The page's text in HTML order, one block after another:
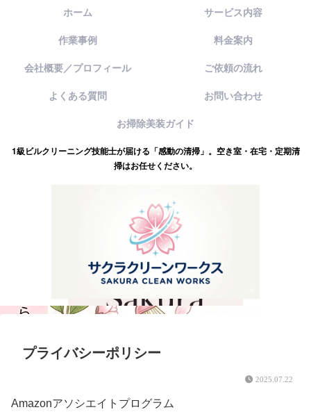
1級ビルクリーニング技能士が届ける「感動の清掃」。空き室・在宅・定期清
掃はお任せください。
ホーム サービス内容
作業事例 料金案内
会社概要／プロフィール ご依頼の流れ
よくある質問 お問い合わせ
お掃除美装ガイド
プライバシーポリシー
2025.07.22
Amazonアソシエイトプログラム